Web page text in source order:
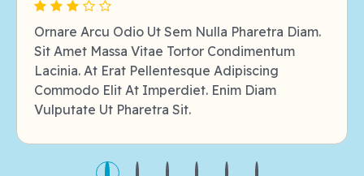
Ornare Arcu Odio Ut Sem Nulla Pharetra Diam.
Sit Amet Massa Vitae Tortor Condimentum
Lacinia. At Erat Pellentesque Adipiscing
Commodo Elit At Imperdiet. Enim Diam
Vulputate Ut Pharetra Sit.